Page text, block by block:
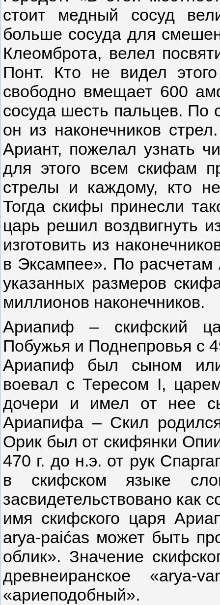
стоит медный сосуд
больше сосуда для
Клеомброта, велел
Понт. Кто не видел
свободно вмещает 600
сосуда шесть пальцев. По
он из наконечников
Ариант, пожелал узнать
для этого всем скифам
стрелы и каждому, кто
Тогда скифы принесли
царь решил воздвигнуть
изготовить из
в Эксампее». По
указанных размеров
миллионов наконечников.
Ариапиф – скифский
Побужья и Поднепровья с
Ариапиф был сыном
воевал с Тересом I,
дочери и имел от нее
Ариапифа – Скил
Орик был от скифянки
470 г. до н.э. от рук
в скифском языке
засвидетельствовано как
имя скифского царя
arya-paićas может быть
облик». Значение
древнеиранское
«ариеподобный».